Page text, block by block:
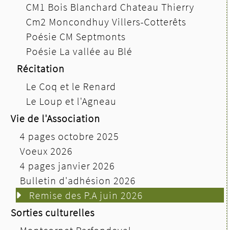
CM1 Bois Blanchard Chateau Thierry
Cm2 Moncondhuy Villers-Cotterêts
Poésie CM Septmonts
Poésie La vallée au Blé
Récitation
Le Coq et le Renard
Le Loup et l'Agneau
Vie de l'Association
4 pages octobre 2025
Voeux 2026
4 pages janvier 2026
Bulletin d'adhésion 2026
Remise des P.A juin 2026
Sorties culturelles